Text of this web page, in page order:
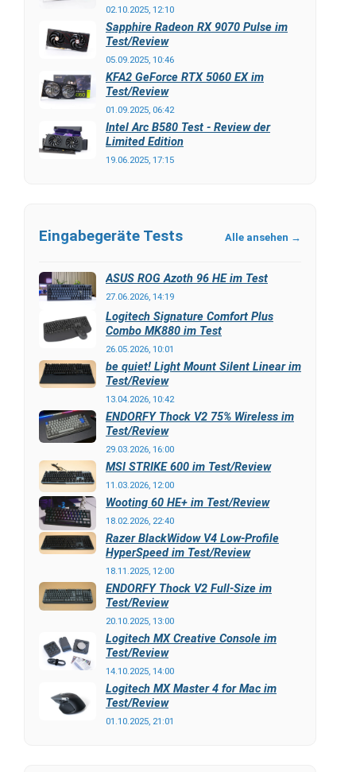
02.10.2025, 12:10
Sapphire Radeon RX 9070 Pulse im
Test/Review
05.09.2025, 10:46
KFA2 GeForce RTX 5060 EX im
Test/Review
01.09.2025, 06:42
Intel Arc B580 Test - Review der
Limited Edition
19.06.2025, 17:15
Eingabegeräte Tests Alle ansehen →
ASUS ROG Azoth 96 HE im Test
27.06.2026, 14:19
Logitech Signature Comfort Plus
Combo MK880 im Test
26.05.2026, 10:01
be quiet! Light Mount Silent Linear im
Test/Review
13.04.2026, 10:42
ENDORFY Thock V2 75% Wireless im
Test/Review
29.03.2026, 16:00
MSI STRIKE 600 im Test/Review
11.03.2026, 12:00
Wooting 60 HE+ im Test/Review
18.02.2026, 22:40
Razer BlackWidow V4 Low-Profile
HyperSpeed im Test/Review
18.11.2025, 12:00
ENDORFY Thock V2 Full-Size im
Test/Review
20.10.2025, 13:00
Logitech MX Creative Console im
Test/Review
14.10.2025, 14:00
Logitech MX Master 4 for Mac im
Test/Review
01.10.2025, 21:01